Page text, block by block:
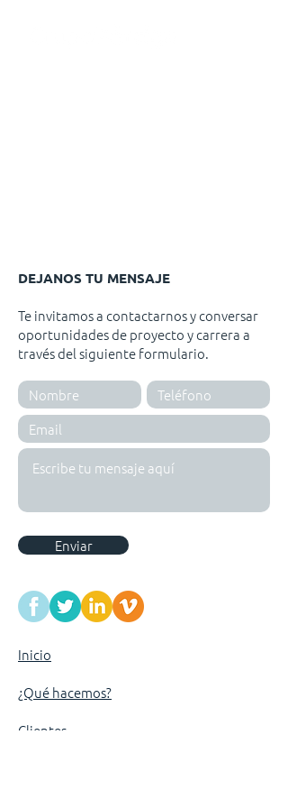
DEJANOS TU MENSAJE
Te invitamos a contactarnos y conversar
oportunidades de proyecto y carrera a
través del siguiente formulario.
Enviar
Inicio
¿Qué hacemos?
Clientes